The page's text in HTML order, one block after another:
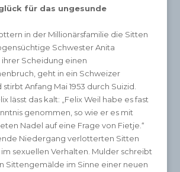
für das ungesunde
in der Millionärsfamilie die Sitten
Schwester Anita
Scheidung einen
geht in ein Schweizer
Anfang Mai 1953 durch Suizid.
lässt das kalt: „Felix Weil habe es fast
genommen, so wie er es mit
Nadel auf eine Frage von Fietje.“
Niedergang verlotterten Sitten
sexuellen Verhalten. Mulder schreibt
Sittengemälde im Sinne einer neuen